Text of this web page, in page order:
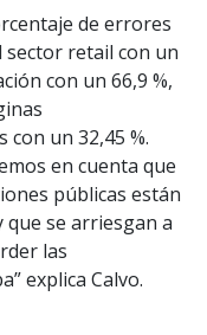
de errores
sector retail con un
con un 66,9 %,
un 32,45 %.
en cuenta que
públicas están
que se arriesgan a
las
explica Calvo.